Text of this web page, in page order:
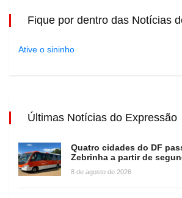
Fique por dentro das Notícias
Ative o sininho
Últimas Notícias do Expressão
Quatro cidades do DF
Zebrinha a partir de
8 de agosto de 2026